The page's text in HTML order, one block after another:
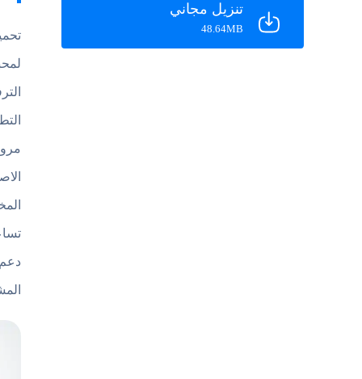
تنزيل مجاني
48.64MB